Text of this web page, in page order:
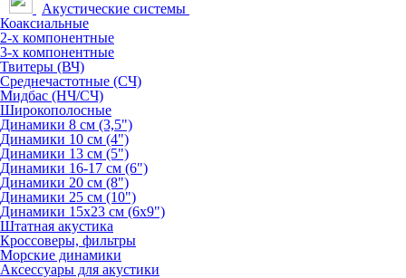
Акустические системы
Коаксиальные
2-х компонентные
3-х компонентные
Твитеры (ВЧ)
Среднечастотные (СЧ)
Мидбас (НЧ/СЧ)
Широкополосные
Динамики 8 см (3,5")
Динамики 10 см (4")
Динамики 13 см (5")
Динамики 16-17 см (6")
Динамики 20 см (8")
Динамики 25 см (10")
Динамики 15х23 см (6х9")
Штатная акустика
Кроссоверы, фильтры
Морские динамики
Аксессуары для акустики